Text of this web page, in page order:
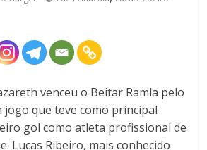
venceu o Beitar Ramla pelo
jogo que teve como principal
gol como atleta profissional de
Lucas Ribeiro, mais conhecido